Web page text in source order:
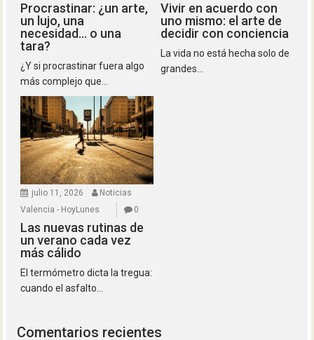
Procrastinar: ¿un arte,
un lujo, una
necesidad… o una
tara?
¿Y si procrastinar fuera algo
más complejo que...
Vivir en acuerdo con
uno mismo: el arte de
decidir con conciencia
La vida no está hecha solo de
grandes...
julio 11, 2026
Noticias
Valencia - HoyLunes
0
Las nuevas rutinas de
un verano cada vez
más cálido
El termómetro dicta la tregua:
cuando el asfalto...
Comentarios recientes